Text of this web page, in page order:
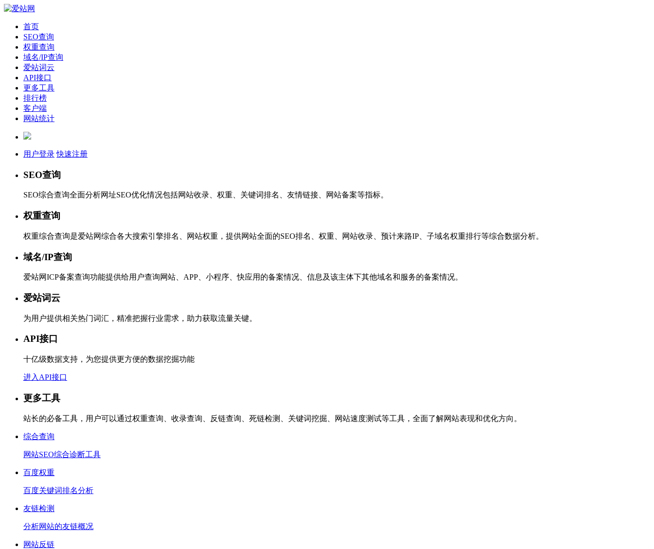
首页
SEO查询
权重查询
域名/IP查询
爱站词云
API接口
更多工具
排行榜
客户端
网站统计
用户登录 快速注册
SEO查询
SEO综合查询全面分析网址SEO优化情况包括网站收录、权重、关键词排名、友情链接、网站备案等指标。
权重查询
权重综合查询是爱站网综合各大搜索引擎排名、网站权重，提供网站全面的SEO排名、权重、网站收录、预计来路IP、子域名权重排行等综合数据分析。
域名/IP查询
爱站网ICP备案查询功能提供给用户查询网站、APP、小程序、快应用的备案情况、信息及该主体下其他域名和服务的备案情况。
爱站词云
为用户提供相关热门词汇，精准把握行业需求，助力获取流量关键。
API接口
十亿级数据支持，为您提供更方便的数据挖掘功能
进入API接口
更多工具
站长的必备工具，用户可以通过权重查询、收录查询、反链查询、死链检测、关键词挖掘、网站速度测试等工具，全面了解网站表现和优化方向。
综合查询
网站SEO综合诊断工具
百度权重
百度关键词排名分析
友链检测
分析网站的友链概况
网站反链